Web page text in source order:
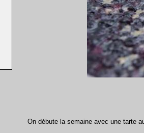
On débute la semaine avec une tarte